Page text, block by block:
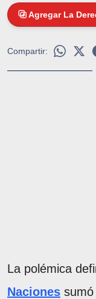
Agregar La
Compartir:
La polémica
Naciones